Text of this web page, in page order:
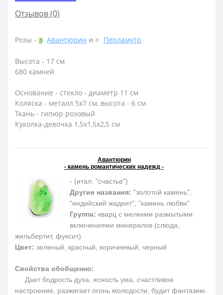
Отзывов (0)
Розы - Авантюрин и Перламутр
Высота - 17 см
680 камней
Основание - стекло - диаметр 11 см
Коляска - металл 5х7 см, высота - 6 см
Ткань - гипюр розовый
Куколка-девочка 1,5х1,5х2,5 см
Авантюрин
- камень романтических надежд -
- (итал. "счастье")
Другие названия: "золотой камень",
"индийский жадеит", "камень любви"
Группа: кварц с мелкими размытыми
включениями минералов (слюда,
жильбертит, фуксит)
Цвет: зеленый, красный, коричневый, черный
Свойства обобщенно:
Дает бодрость духа, ясность ума, счастливое
настроение, разжигает огонь молодости, будит фантазию.